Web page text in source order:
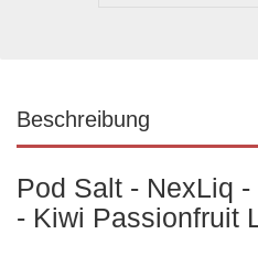
Beschreibung
Pod Salt - NexLiq
- Kiwi Passionfruit